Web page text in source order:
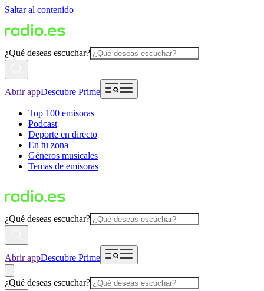
Saltar al contenido
¿Qué deseas escuchar?
Abrir appDescubre Prime
Top 100 emisoras
Podcast
Deporte en directo
En tu zona
Géneros musicales
Temas de emisoras
¿Qué deseas escuchar?
Abrir appDescubre Prime
¿Qué deseas escuchar?